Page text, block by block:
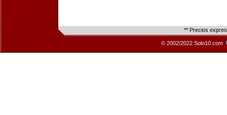
** Precios
© 2002/2022 Solo10.com